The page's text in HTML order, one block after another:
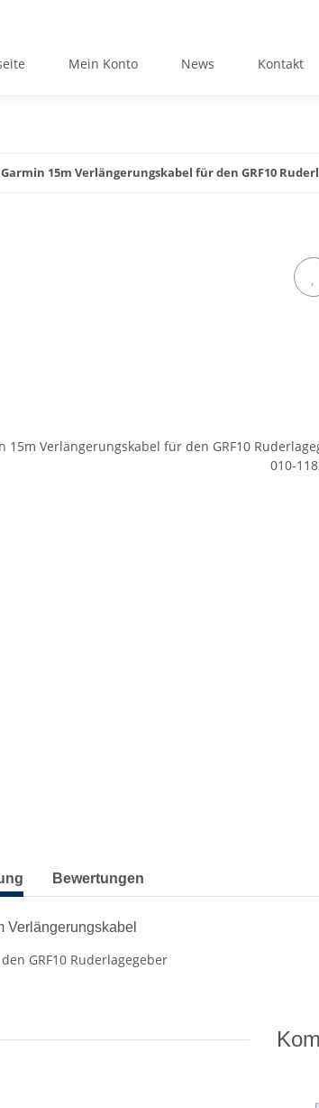
Mein Konto News Kontakt
Garmin 15m Verlängerungskabel für den GRF10
anzeigen
Bewertungen
Verlängerungskabel
GRF10 Ruderlagegeber